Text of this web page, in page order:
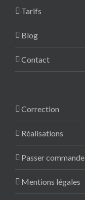
Tarifs
Blog
Contact
Correction
Réalisations
Passer commande
Mentions légales